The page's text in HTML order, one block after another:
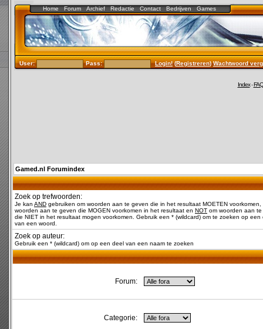
Home Forum Archief Redactie Contact Bedrijven Games
User: Pass: Login!(Registreren)Wachtwoord
Index-FAQ
Gamed.nl Forumindex
Zoek op trefwoorden:
Je kan AND gebruiken om woorden aan te geven die in het resultaat MOETEN voorkomen,
woorden aan te geven die MOGEN voorkomen in het resultaat en NOT om woorden aan
die NIET in het resultaat mogen voorkomen. Gebruik een * (wildcard) om te zoeken op een
van een woord.
Zoek op auteur:
Gebruik een * (wildcard) om op een deel van een naam te zoeken
Forum:
Categorie: